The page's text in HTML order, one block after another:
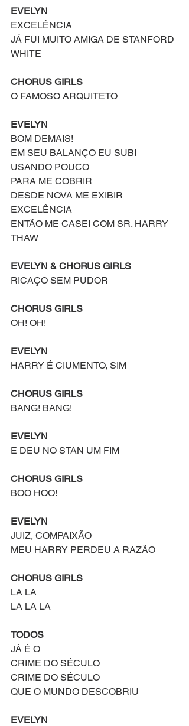
EVELYN
EXCELÊNCIA
JÁ FUI MUITO AMIGA DE STANFORD
WHITE
CHORUS GIRLS
O FAMOSO ARQUITETO
EVELYN
BOM DEMAIS!
EM SEU BALANÇO EU SUBI
USANDO POUCO
PARA ME COBRIR
DESDE NOVA ME EXIBIR
EXCELÊNCIA
ENTÃO ME CASEI COM SR. HARRY
THAW
EVELYN & CHORUS GIRLS
RICAÇO SEM PUDOR
CHORUS GIRLS
OH! OH!
EVELYN
HARRY É CIUMENTO, SIM
CHORUS GIRLS
BANG! BANG!
EVELYN
E DEU NO STAN UM FIM
CHORUS GIRLS
BOO HOO!
EVELYN
JUIZ, COMPAIXÃO
MEU HARRY PERDEU A RAZÃO
CHORUS GIRLS
LA LA
LA LA LA
TODOS
JÁ É O
CRIME DO SÉCULO
CRIME DO SÉCULO
QUE O MUNDO DESCOBRIU
EVELYN